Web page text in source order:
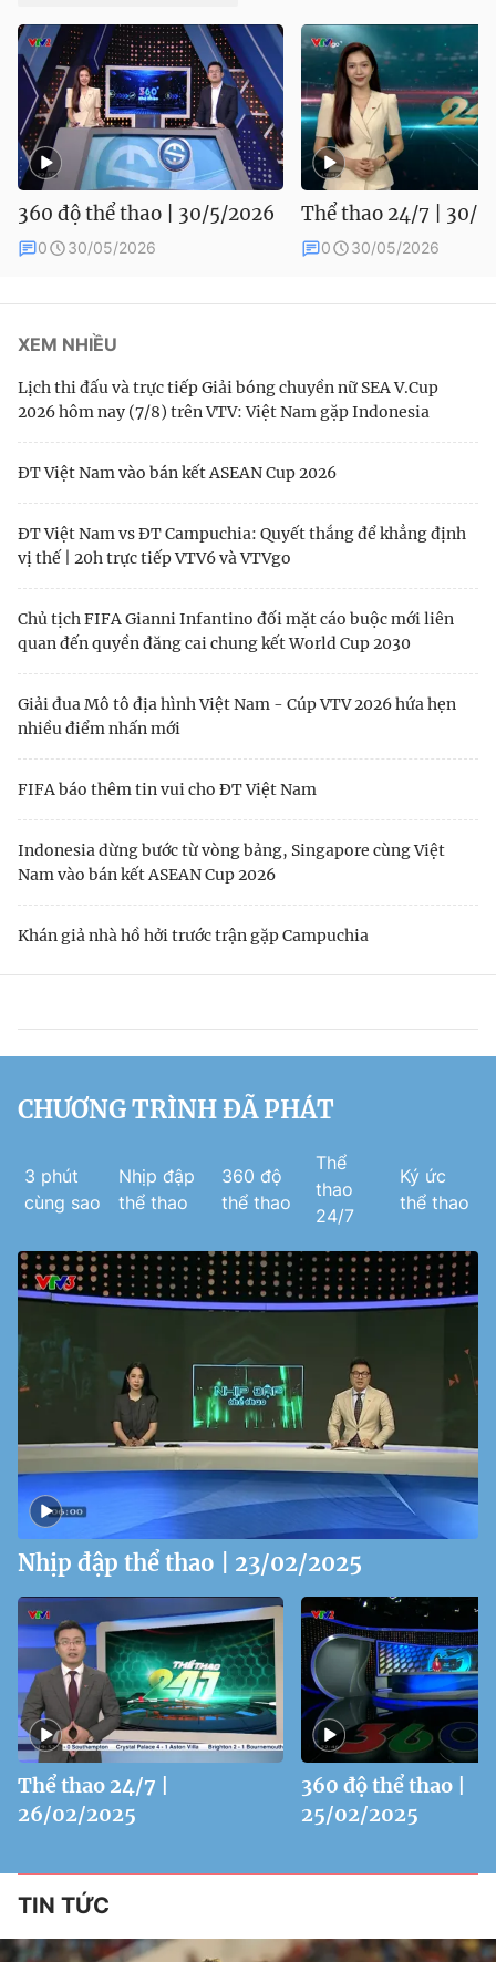
360 độ thể thao | 30/5/2026
0 30/05/2026
Thể thao 24/7 | 30/
0 30/05/2026
XEM NHIỀU
Lịch thi đấu và trực tiếp Giải bóng chuyền nữ SEA V.Cup
2026 hôm nay (7/8) trên VTV: Việt Nam gặp Indonesia
ĐT Việt Nam vào bán kết ASEAN Cup 2026
ĐT Việt Nam vs ĐT Campuchia: Quyết thắng để khẳng định
vị thế | 20h trực tiếp VTV6 và VTVgo
Chủ tịch FIFA Gianni Infantino đối mặt cáo buộc mới liên
quan đến quyền đăng cai chung kết World Cup 2030
Giải đua Mô tô địa hình Việt Nam - Cúp VTV 2026 hứa hẹn
nhiều điểm nhấn mới
FIFA báo thêm tin vui cho ĐT Việt Nam
Indonesia dừng bước từ vòng bảng, Singapore cùng Việt
Nam vào bán kết ASEAN Cup 2026
Khán giả nhà hồ hởi trước trận gặp Campuchia
CHƯƠNG TRÌNH ĐÃ PHÁT
3 phút
cùng sao
Nhịp đập
thể thao
360 độ
thể thao
Thể
thao
24/7
Ký ức
thể thao
Nhịp đập thể thao | 23/02/2025
Thể thao 24/7 |
26/02/2025
360 độ thể thao |
25/02/2025
TIN TỨC